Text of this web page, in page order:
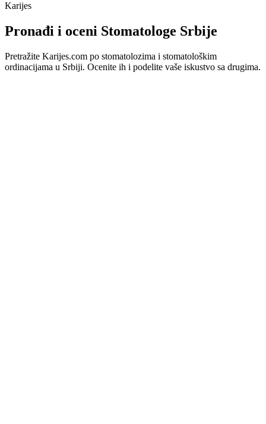
Karijes
Pronađi i oceni Stomatologe Srbije
Pretražite Karijes.com po stomatolozima i stomatološkim
ordinacijama u Srbiji. Ocenite ih i podelite vaše iskustvo sa drugima.